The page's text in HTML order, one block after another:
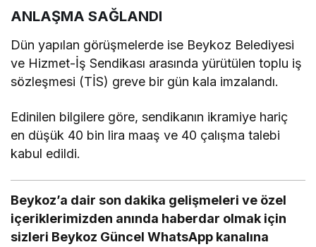
ANLAŞMA SAĞLANDI
Dün yapılan görüşmelerde ise Beykoz Belediyesi
ve Hizmet-İş Sendikası arasında yürütülen toplu iş
sözleşmesi (TİS) greve bir gün kala imzalandı.
Edinilen bilgilere göre, sendikanın ikramiye hariç
en düşük 40 bin lira maaş ve 40 çalışma talebi
kabul edildi.
Beykoz’a dair son dakika gelişmeleri ve özel
içeriklerimizden anında haberdar olmak için
sizleri Beykoz Güncel WhatsApp kanalına